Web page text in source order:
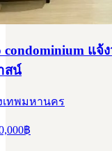
condominium แ
สน์
เทพมหานคร
฿